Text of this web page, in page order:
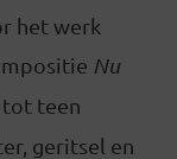
het werk
Nu
tot teen
geritsel en